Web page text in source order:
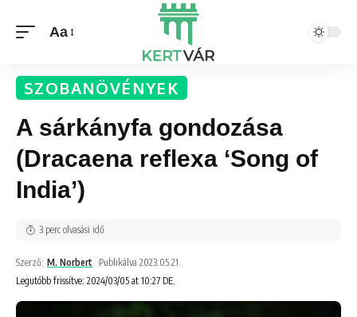
Aa
SZOBANÖVÉNYEK
A sárkányfa gondozása
(Dracaena reflexa ‘Song of
India’)
Legutóbb frissítve: 2024/03/05 at 10:27 DE.
Szerző: M. Norbert Publikálva 2023.05.21.
3 perc olvasási idő